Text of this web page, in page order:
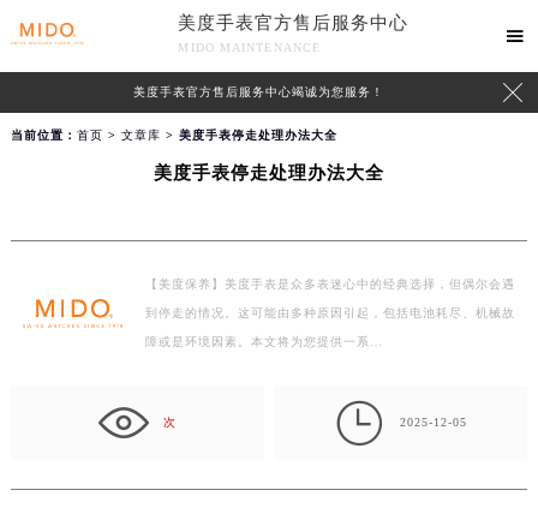
美度手表官方售后服务中心
MIDO MAINTENANCE

美度手表官方售后服务中心竭诚为您服务！ 
当前位置： 首页 > 文章库 > 美度手表停走处理办法大全
美度手表停走处理办法大全
【美度保养】美度手表是众多表迷心中的经典选择，但偶尔会遇
到停走的情况。这可能由多种原因引起，包括电池耗尽、机械故
障或是环境因素。本文将为您提供一系…
次  2025-12-05